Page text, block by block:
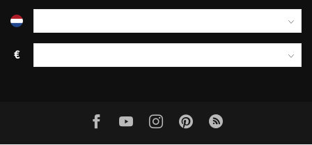
€